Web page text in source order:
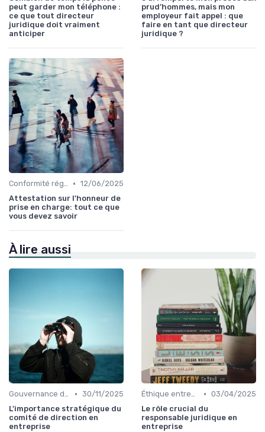
peut garder mon téléphone :
ce que tout directeur
juridique doit vraiment
anticiper
prud’hommes, mais mon
employeur fait appel : que
faire en tant que directeur
juridique ?
Conformité réglementaire • 12/06/2025
Attestation sur l'honneur de
prise en charge: tout ce que
vous devez savoir
À lire aussi
Gouvernance d'entreprise • 30/11/2025
L'importance stratégique du
comité de direction en
entreprise
Éthique entreprise • 03/04/2025
Le rôle crucial du
responsable juridique en
entreprise